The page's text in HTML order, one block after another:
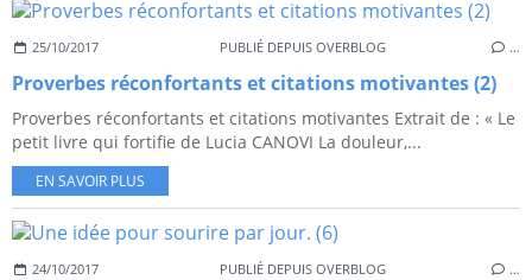
25/10/2017 PUBLIÉ DEPUIS OVERBLOG …
Proverbes réconfortants et citations motivantes (2)
Proverbes réconfortants et citations motivantes Extrait de : « Le
petit livre qui fortifie de Lucia CANOVI La douleur,...
EN SAVOIR PLUS
24/10/2017 PUBLIÉ DEPUIS OVERBLOG …